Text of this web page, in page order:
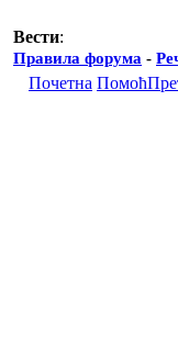
Вести:
Правила форума -
Почетна Помоћ